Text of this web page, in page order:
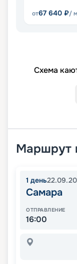
от67 640 ₽/
Схема
Маршрут
1 день
Самара
ОТПРАВЛЕНИЕ
16:00